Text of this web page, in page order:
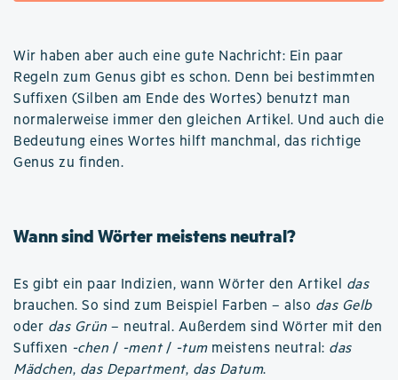
Wir haben aber auch eine gute Nachricht: Ein paar
Regeln zum Genus gibt es schon. Denn bei bestimmten
Suffixen (Silben am Ende des Wortes) benutzt man
normalerweise immer den gleichen Artikel. Und auch die
Bedeutung eines Wortes hilft manchmal, das richtige
Genus zu finden.
Wann sind Wörter meistens neutral?
Es gibt ein paar Indizien, wann Wörter den Artikel das
brauchen. So sind zum Beispiel Farben – also das Gelb
oder das Grün – neutral. Außerdem sind Wörter mit den
Suffixen -chen / -ment/ -tummeistens neutral: das
Mädchen, das Department, das Datum.